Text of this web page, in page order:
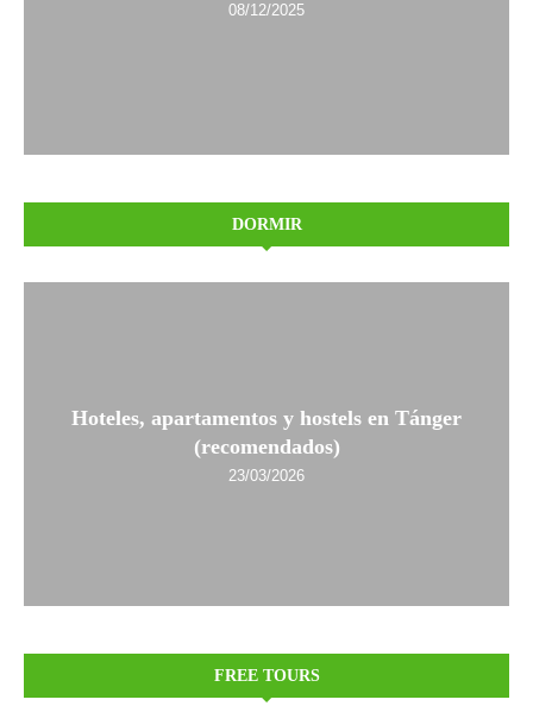
08/12/2025
DORMIR
Hoteles, apartamentos y hostels en Tánger
(recomendados)
23/03/2026
FREE TOURS